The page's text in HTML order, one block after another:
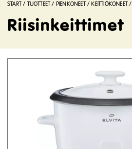
START/ TUOTTEET/ PIENKONEET/KEITTIÖKONEET/
Riisinkeittimet